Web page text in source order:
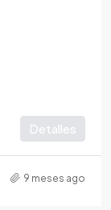
Detalles
9 meses ago